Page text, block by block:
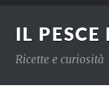
IL
Ricette e curiosità